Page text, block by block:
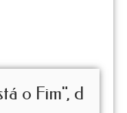
o Fim", d